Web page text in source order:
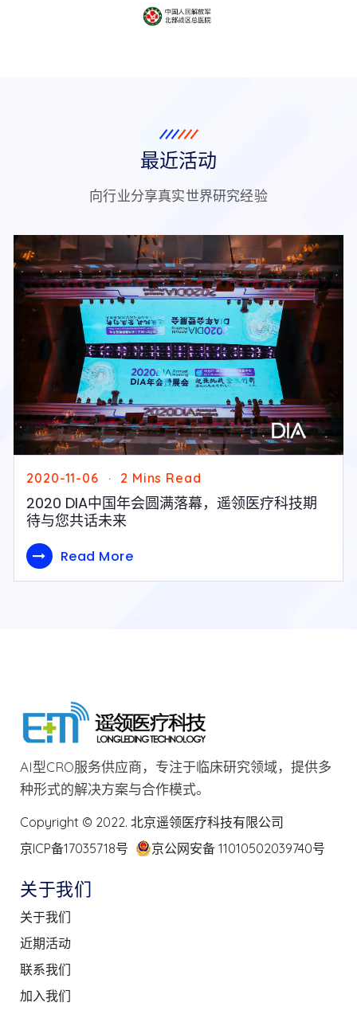
最近活动
向行业分享真实世界研究经验
2020-11-06 2 Mins Read
2020 DIA中国年会圆满落幕，遥领医疗科技期
待与您共话未来
Read More
AI型CRO服务供应商，专注于临床研究领域，提供多
种形式的解决方案与合作模式。
Copyright © 2022. 北京遥领医疗科技有限公司
京ICP备17035718号
京公网安备 11010502039740号
关于我们
关于我们
近期活动
联系我们
加入我们